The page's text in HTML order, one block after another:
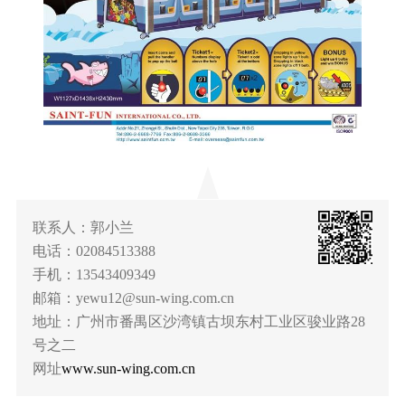
联系人：郭小兰
电话：02084513388
手机：13543409349
邮箱：yewu12@sun-wing.com.cn
地址：广州市番禺区沙湾镇古坝东村工业区骏业路28
号之二
网址www.sun-wing.com.cn